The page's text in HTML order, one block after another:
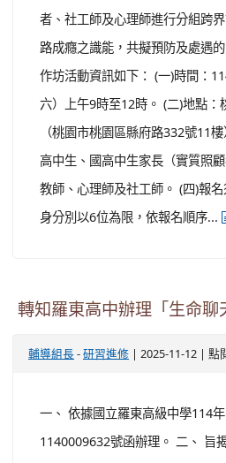
者、社工師及心理師進行分組跨
路成癮之識能，共擬預防及處遇
作坊活動資訊如下： (一)時間：
六）上午9時至12時。 (二)地點
（桃園市桃園區縣府路332號11
高中生、國高中生家長（實質照
教師、心理師及社工師。 (四)報
身分別以6位為限，依報名順序...
轉知羅東高中辦理「生命聊
輔導組長 - 研習進修 | 2025-11-12 | 點
一、 依據國立羅東高級中學114
1140009632號函辦理。 二、 旨